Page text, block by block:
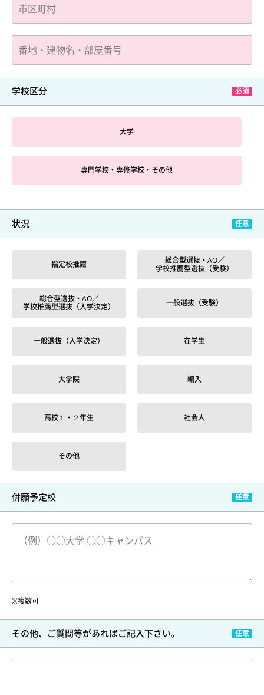
学校区分
大学
専門学校・専修学校・その他
状況
指定校推薦
総合型選抜・AO／
学校推薦型選抜（受験）
総合型選抜・AO／
学校推薦型選抜（入学決定）
一般選抜（受験）
一般選抜（入学決定） 在学生
大学院 編入
高校１・２年生 社会人
その他
併願予定校
※複数可
その他、ご質問等があればご記入下さい。